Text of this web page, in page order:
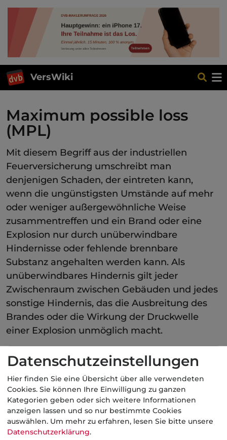
VersWiki
Maximum possible loss
(MPL)
Mit diesem Begriff aus der industriellen
Feuerversicherung umschreibt man
denjenigen Schaden, der eintreten kann,
wenn die ungünstigsten Umstände auf mehr
oder weniger außergewöhnliche Weise
zusammentreffen und ein Brand oder eine
Explosion nur durch unüberwindbare
Hindernisse oder fehlende brennbare
Substanz angehalten werden kann. Als
unüberwindbares Hindernis gilt jeder
Zwischenraum zwischen Gebäuden und jedes
sonstige Hindernis, das die Ausbreitung des
Brandes oder die Wirkung der Druckwelle
einer Explosion unmöglich macht.
Kategorie:
Industrielle Betriebsversicherung
AktuelleNachrichten
Datenschutzeinstellungen
Hier finden Sie eine Übersicht über alle verwendeten
Cookies. Sie können Ihre Einwilligung zu ganzen
Kategorien geben oder sich weitere Informationen
anzeigen lassen und so nur bestimmte Cookies
auswählen. Um mehr zu erfahren, lesen Sie bitte unsere
Datenschutzerklärung.